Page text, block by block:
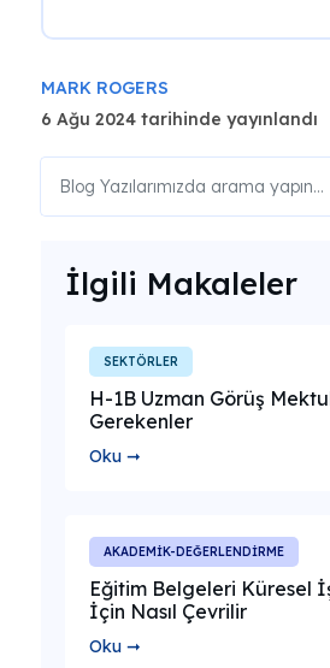
MARK ROGERS
6 Ağu 2024 tarihinde yayınlandı
İlgili Makaleler
SEKTÖRLER
H-1B Uzman Görüş
Gerekenler
Oku ➞
AKADEMİK-DEĞERLENDİRME
Eğitim Belgeleri Küresel
İçin Nasıl Çevrilir
Oku ➞